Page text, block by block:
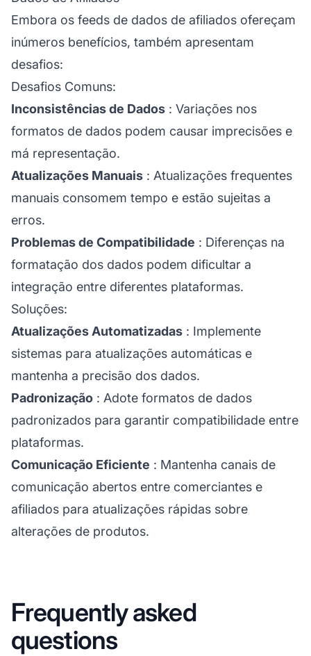
Embora os feeds de dados de afiliados ofereçam
inúmeros benefícios, também apresentam
desafios:
Desafios Comuns:
Inconsistências de Dados : Variações nos
formatos de dados podem causar imprecisões e
má representação.
Atualizações Manuais : Atualizações frequentes
manuais consomem tempo e estão sujeitas a
erros.
Problemas de Compatibilidade : Diferenças na
formatação dos dados podem dificultar a
integração entre diferentes plataformas.
Soluções:
Atualizações Automatizadas : Implemente
sistemas para atualizações automáticas e
mantenha a precisão dos dados.
Padronização : Adote formatos de dados
padronizados para garantir compatibilidade entre
plataformas.
Comunicação Eficiente : Mantenha canais de
comunicação abertos entre comerciantes e
afiliados para atualizações rápidas sobre
alterações de produtos.
Frequently asked
questions